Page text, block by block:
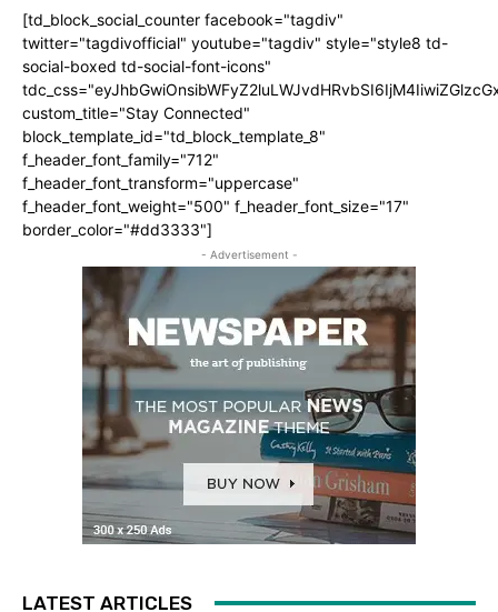
[td_block_social_counter facebook="tagdiv"
twitter="tagdivofficial" youtube="tagdiv" style="style8 td-
social-boxed td-social-font-icons"
custom_title="Stay Connected"
block_template_id="td_block_template_8"
f_header_font_family="712"
f_header_font_transform="uppercase"
f_header_font_weight="500" f_header_font_size="17"
border_color="#dd3333"]
- Advertisement -
LATEST ARTICLES